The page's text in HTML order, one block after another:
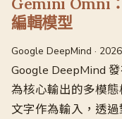
編輯模型
Google DeepMind ·
Google DeepMind
為核心輸出的多模
文字作為輸入，透